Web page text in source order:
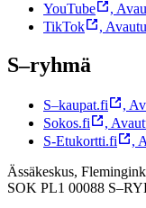
YouTube
,
TikTok
,
S–ryhmä
S–kaupat.fi ,
Sokos.fi
,
S-Etukortti.fi
,
Ässäkeskus,
SOK PL1 00088